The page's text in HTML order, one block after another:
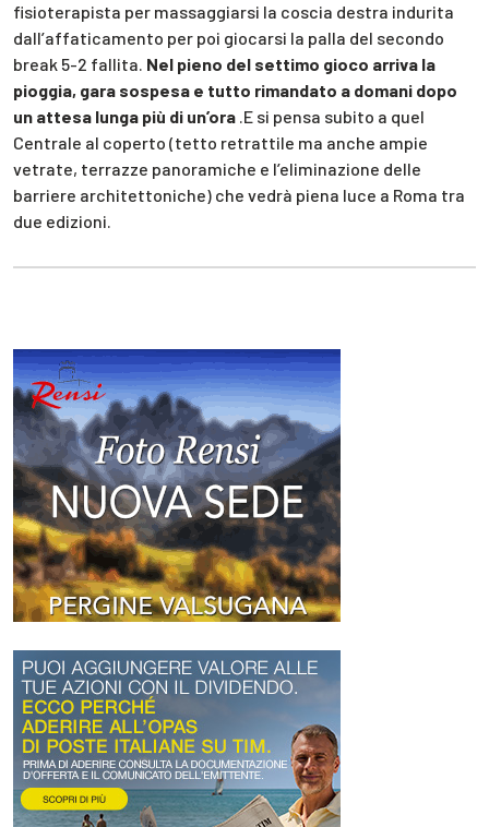
fisioterapista per massaggiarsi la coscia destra indurita
dall’affaticamento per poi giocarsi la palla del secondo
break 5-2 fallita. Nel pieno del settimo gioco arriva la
pioggia, gara sospesa e tutto rimandato a domani dopo
un attesa lunga più di un’ora .E si pensa subito a quel
Centrale al coperto (tetto retrattile ma anche ampie
vetrate, terrazze panoramiche e l’eliminazione delle
barriere architettoniche) che vedrà piena luce a Roma tra
due edizioni.